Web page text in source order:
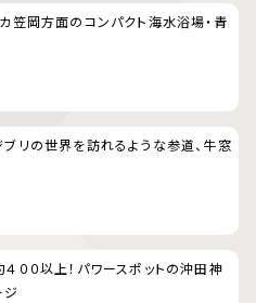
笠岡方面のコンパクト海水浴場・青
リの世界を訪れるような参道、牛窓
００以上！パワースポットの沖田神
ジ